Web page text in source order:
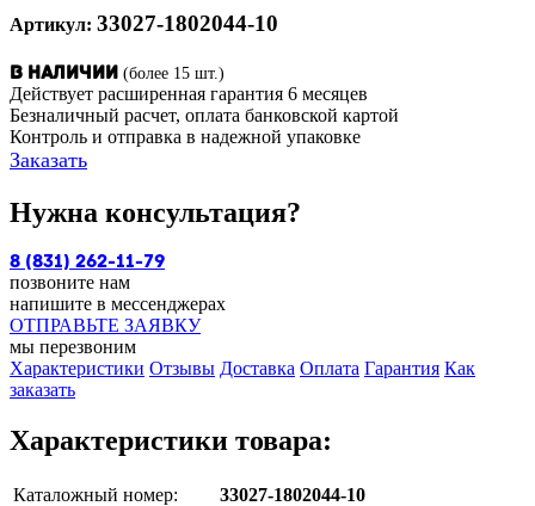
Артикул: 33027-1802044-10
В наличии (более 15 шт.)
Действует расширенная гарантия 6 месяцев
Безналичный расчет, оплата банковской картой
Контроль и отправка в надежной упаковке
Заказать
Нужна консультация?
8 (831) 262-11-79
позвоните нам
напишите в мессенджерах
ОТПРАВЬТЕ ЗАЯВКУ
мы перезвоним
Характеристики Отзывы Доставка Оплата Гарантия Как
заказать
Характеристики товара:
Каталожный номер:
33027-1802044-10